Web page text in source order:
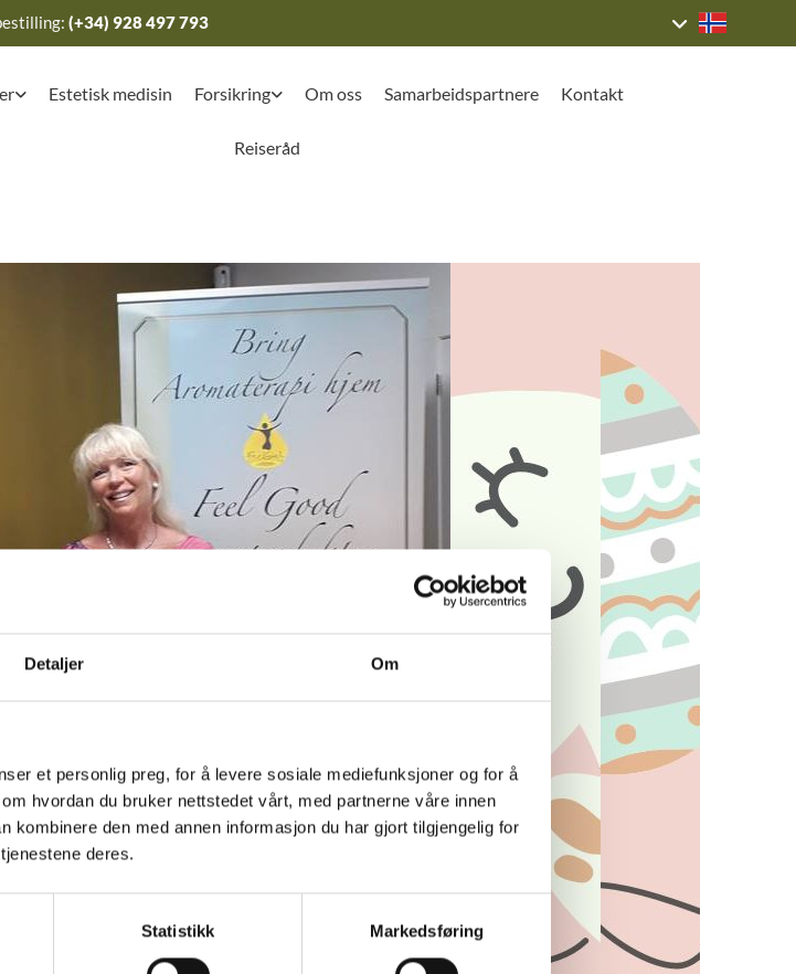
Detaljer Om
et personlig preg, for å levere sosiale mediefunksjoner og for å
hvordan du bruker nettstedet vårt, med partnerne våre innen
kombinere den med annen informasjon du har gjort tilgjengelig for
deres.
Statistikk Markedsføring
(+34) 928 497 793
Estetisk medisin Forsikring Om oss Samarbeidspartnere Kontakt
Reiseråd